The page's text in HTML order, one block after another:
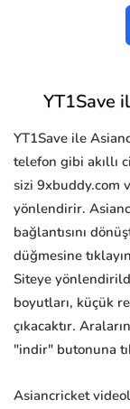
YT1Save
YT1Save ile
telefon gibi akıllı
sizi 9xbuddy.com
yönlendirir.
bağlantısını
düğmesine
Siteye
boyutları, küçük
çıkacaktır.
"indir" butonuna
Asiancricket